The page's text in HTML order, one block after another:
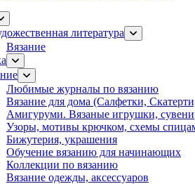
литература
Вязание
Любимые журналы по вязанию
Вязание для дома (Салфетки,
Амигуруми. Вязаные игрушки,
Узоры, мотивы крючком, схемы
Бижутерия, украшения
Обучение вязанию для начинающих
Коллекции по вязанию
Вязание одежды, аксессуаров